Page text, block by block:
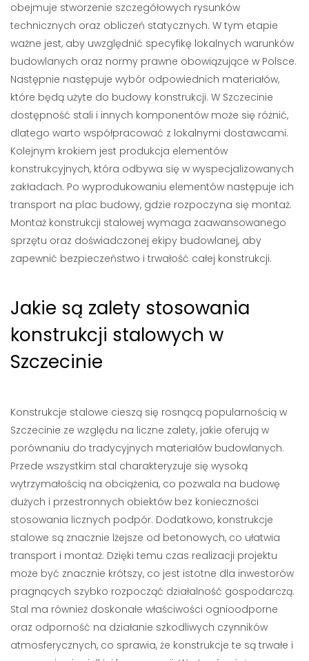
obejmuje stworzenie szczegółowych rysunków
technicznych oraz obliczeń statycznych. W tym etapie
ważne jest, aby uwzględnić specyfikę lokalnych warunków
budowlanych oraz normy prawne obowiązujące w Polsce.
Następnie następuje wybór odpowiednich materiałów,
które będą użyte do budowy konstrukcji. W Szczecinie
dostępność stali i innych komponentów może się różnić,
dlatego warto współpracować z lokalnymi dostawcami.
Kolejnym krokiem jest produkcja elementów
konstrukcyjnych, która odbywa się w wyspecjalizowanych
zakładach. Po wyprodukowaniu elementów następuje ich
transport na plac budowy, gdzie rozpoczyna się montaż.
Montaż konstrukcji stalowej wymaga zaawansowanego
sprzętu oraz doświadczonej ekipy budowlanej, aby
zapewnić bezpieczeństwo i trwałość całej konstrukcji.
Jakie są zalety stosowania
konstrukcji stalowych w
Szczecinie
Konstrukcje stalowe cieszą się rosnącą popularnością w
Szczecinie ze względu na liczne zalety, jakie oferują w
porównaniu do tradycyjnych materiałów budowlanych.
Przede wszystkim stal charakteryzuje się wysoką
wytrzymałością na obciążenia, co pozwala na budowę
dużych i przestronnych obiektów bez konieczności
stosowania licznych podpór. Dodatkowo, konstrukcje
stalowe są znacznie lżejsze od betonowych, co ułatwia
transport i montaż. Dzięki temu czas realizacji projektu
może być znacznie krótszy, co jest istotne dla inwestorów
pragnących szybko rozpocząć działalność gospodarczą.
Stal ma również doskonałe właściwości ognioodporne
oraz odporność na działanie szkodliwych czynników
atmosferycznych, co sprawia, że konstrukcje te są trwałe i